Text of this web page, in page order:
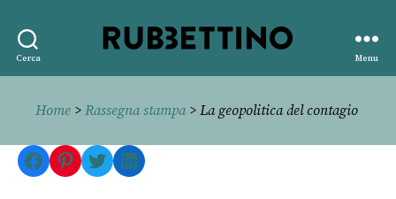
Cerca
editore
Menu
Home > Rassegna stampa> La geopolitica del contagio
Facebook
Pinterest
TwitterLinkedIn